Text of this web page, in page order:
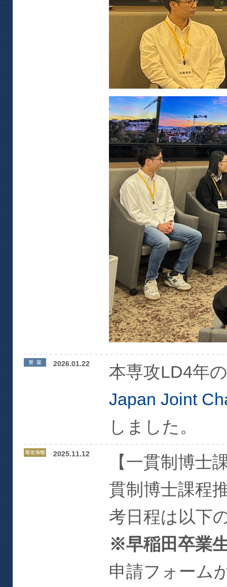
2026.01.22
本専攻LD4年
Japan Joint
しました。
2025.11.12
【一貫制博士
貫制博士課程
考日程は以下
※早稲田卒業
申請フォーム